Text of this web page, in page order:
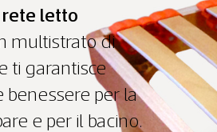
rete letto
multistrato di
ti garantisce
benessere per la
e per il bacino.